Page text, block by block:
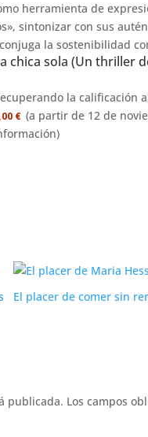
herramienta de
sintonizar con sus
la sostenibilidad
chica sola (Un thriller
la calificación
€ (a partir de 12 de
)
El placer de comer sin
publicada. Los campos